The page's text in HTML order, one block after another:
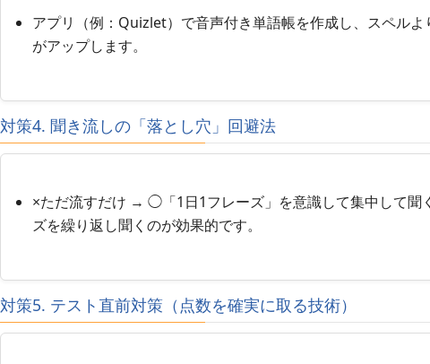
アプリ（例：Quizlet）で音声付き単語帳を作成し、スペル
がアップします。
対策4. 聞き流しの「落とし穴」回避法
×ただ流すだけ → ◯「1日1フレーズ」を意識して集中して聞
ズを繰り返し聞くのが効果的です。
対策5. テスト直前対策（点数を確実に取る技術）